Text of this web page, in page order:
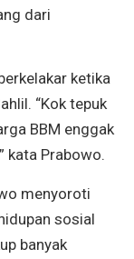
dari
ketika
“Kok tepuk
BBM enggak
kata Prabowo.
menyoroti
sosial
banyak